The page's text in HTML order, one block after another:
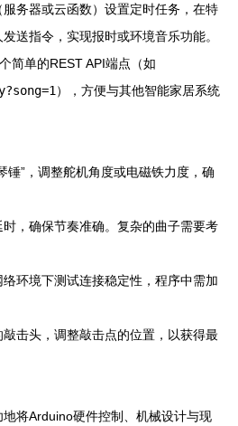
服务器或云函数）设置定时任务，在特
送指令，实现报时或环境音乐功能。
简单的REST API端点（如
），方便与其他智能家居系统
锤”，调整舵机角度或电磁铁力度，确
时，确保节奏准确。复杂的曲子需要考
络环境下测试连接稳定性，程序中需加
击头，调整敲击点的位置，以获得最
将Arduino硬件控制、机械设计与现